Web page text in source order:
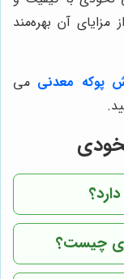
آن بهره‌مند
پوکه معدنی می
چیست؟